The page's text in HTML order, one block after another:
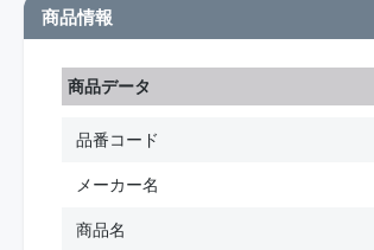
商品情報
商品データ
品番コード
メーカー名
商品名